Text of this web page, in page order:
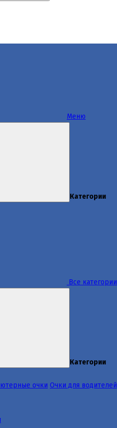
Меню
Категории
Все категории
Категории
очки Очки для водителей